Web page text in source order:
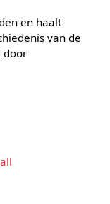
en haalt
van de
door